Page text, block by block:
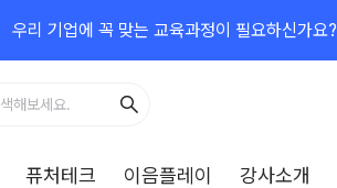
우리 기업에 꼭 맞는 교육과정이 필요하신가요?
퓨처테크 이음플레이 강사소개